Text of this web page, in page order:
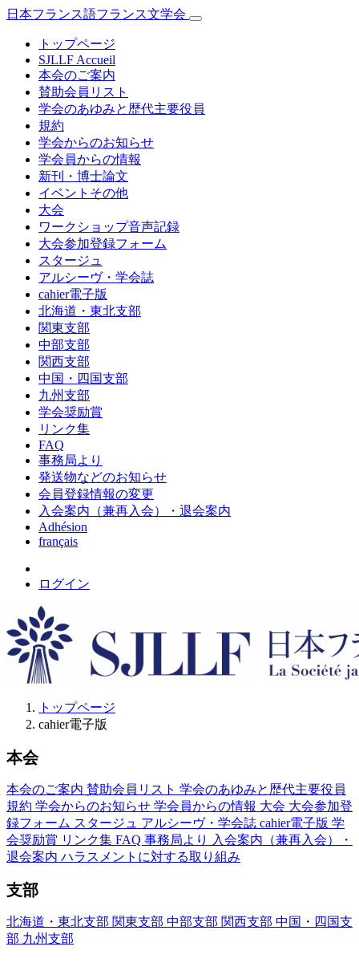
日本フランス語フランス文学会
トップページ
SJLLF Accueil
本会のご案内
賛助会員リスト
学会のあゆみと歴代主要役員
規約
学会からのお知らせ
学会員からの情報
新刊・博士論文
イベントその他
大会
ワークショップ音声記録
大会参加登録フォーム
スタージュ
アルシーヴ・学会誌
cahier電子版
北海道・東北支部
関東支部
中部支部
関西支部
中国・四国支部
九州支部
学会奨励賞
リンク集
FAQ
事務局より
発送物などのお知らせ
会員登録情報の変更
入会案内（兼再入会）・退会案内
Adhésion
français
ログイン
トップページ
cahier電子版
本会
本会のご案内 賛助会員リスト 学会のあゆみと歴代主要役員
規約 学会からのお知らせ 学会員からの情報 大会 大会参加登
録フォーム スタージュ アルシーヴ・学会誌 cahier電子版 学
会奨励賞 リンク集 FAQ 事務局より
入会案内（兼再入会）・
退会案内 ハラスメントに対する取り組み
支部
北海道・東北支部 関東支部 中部支部 関西支部 中国・四国支
部 九州支部